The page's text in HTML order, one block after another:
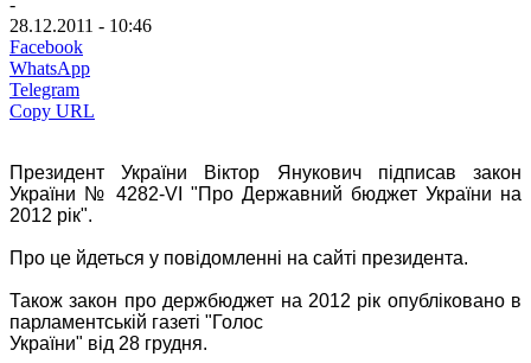
28.12.2011 - 10:46
Facebook
WhatsApp
Telegram
Copy URL
Президент України Віктор Янукович підписав закон
України № 4282-VI "Про Державний бюджет України на
2012 рік".
Про це йдеться у повідомленні на сайті президента.
Також закон про держбюджет на 2012 рік опубліковано в
парламентській газеті "Голос
України" від 28 грудня.